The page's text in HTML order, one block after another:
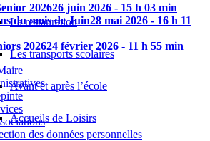
La restauration
Les transports scolaires
Avant et après l’école
Accueils de Loisirs
202626 juin 2026 - 15 h 03 min
du mois de Juin28 mai 2026 - 16 h 11
202624 février 2026 - 11 h 55 min
des données personnelles